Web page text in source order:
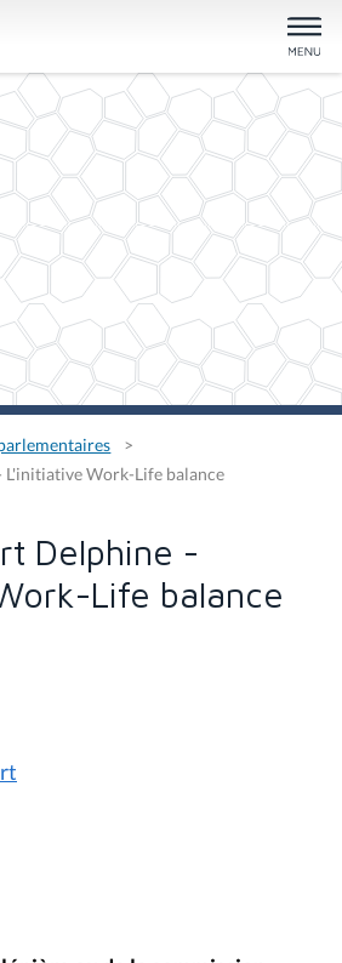
Work-Life balance
Delphine -
Life balance